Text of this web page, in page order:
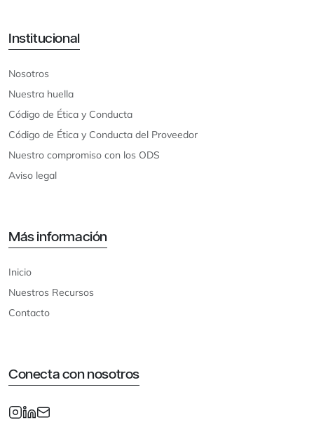
Institucional
Nosotros
Nuestra huella
Código de Ética y Conducta
Código de Ética y Conducta del Proveedor
Nuestro compromiso con los ODS
Aviso legal
Más información
Inicio
Nuestros Recursos
Contacto
Conecta con nosotros